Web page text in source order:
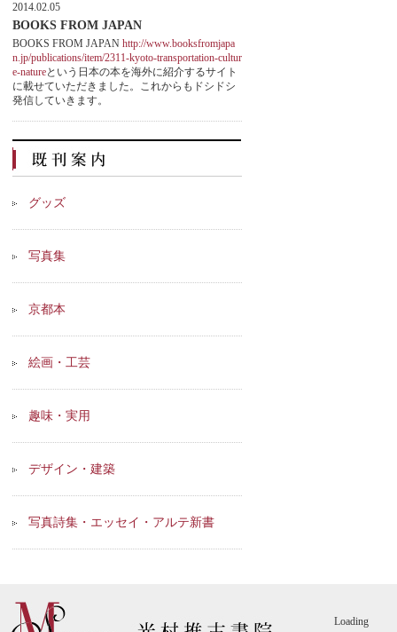
2014.02.05
BOOKS FROM JAPAN
BOOKS FROM JAPAN http://www.booksfromjapa
n.jp/publications/item/2311-kyoto-transportation-cultur
e-natureという日本の本を海外に紹介するサイト
に載せていただきました。これからもドシドシ
発信していきます。
グッズ
写真集
京都本
絵画・工芸
趣味・実用
デザイン・建築
写真詩集・エッセイ・アルテ新書
Loading